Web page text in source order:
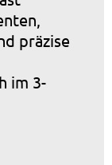
präzise
im 3-